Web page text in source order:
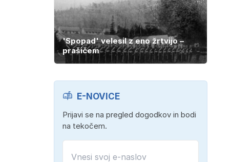
'Spopad' velesil z eno žrtvijo –
prašičem
E-NOVICE
Prijavi se na pregled dogodkov in bodi
na tekočem.